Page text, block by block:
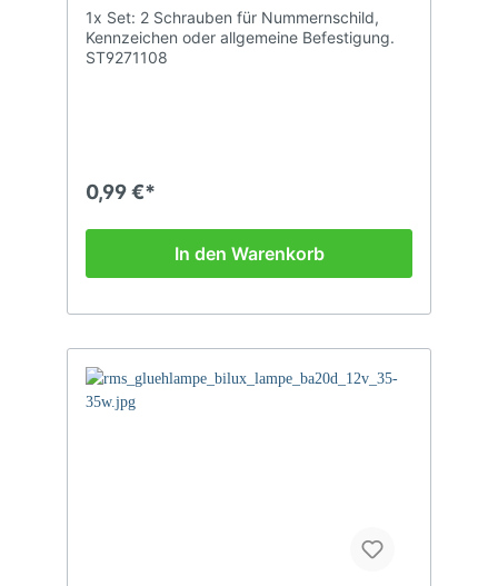
1x Set: 2 Schrauben für Nummernschild,
Kennzeichen oder allgemeine Befestigung.
ST9271108
0,99 €*
In den Warenkorb